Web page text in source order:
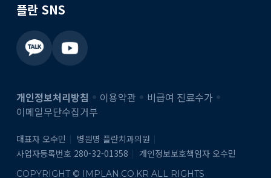
플란 SNS
개인정보처리방침 이용약관
비급여 진료수가
이메일무단수집거부
대표자 오수민
병원명 플란치과의원
사업자등록번호 280-32-01358
개인정보보호책임자 오수민
COPYRIGHT © IMPLAN.CO.KR ALL RIGHTS